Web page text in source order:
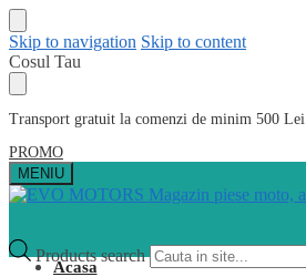
Skip to navigation Skip to content
Cosul Tau
Transport gratuit la comenzi de minim 500 Lei
PROMO
MENIU
Products search
Acasa